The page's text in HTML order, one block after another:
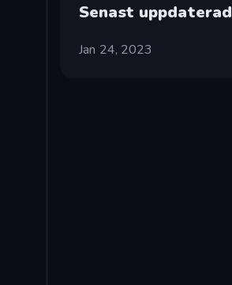
Senast uppdaterad
Jan 24, 2023